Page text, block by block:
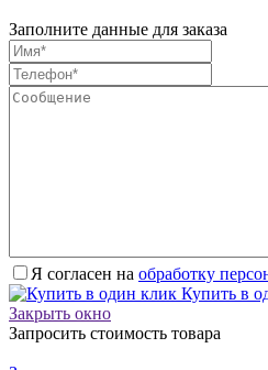
Заполните данные для заказа
Я согласен на обработку
Купить в
Закрыть окно
Запросить стоимость товара